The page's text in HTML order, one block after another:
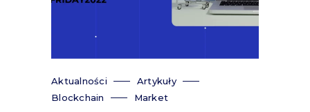
Aktualności
Artykuły
Blockchain
Market